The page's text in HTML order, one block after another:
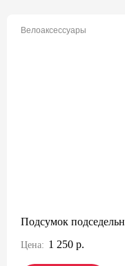
Велоаксессуары
Подсумок
Цена: 1 250 р.